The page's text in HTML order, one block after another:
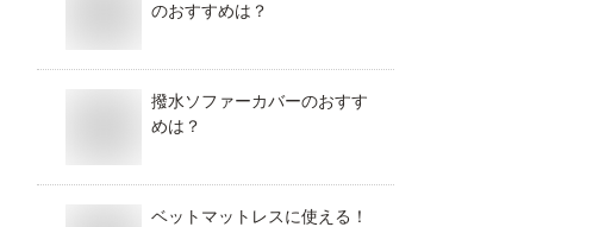
のおすすめは？
撥水ソファーカバーのおすす
めは？
ベットマットレスに使える！